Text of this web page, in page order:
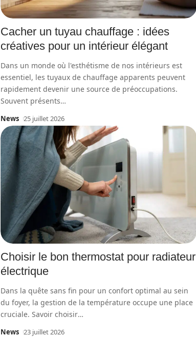
Cacher un tuyau chauffage : idées
créatives pour un intérieur élégant
Dans un monde où l'esthétisme de nos intérieurs est
essentiel, les tuyaux de chauffage apparents peuvent
rapidement devenir une source de préoccupations.
Souvent présents…
News 25 juillet 2026
Choisir le bon thermostat pour radiateur
électrique
Dans la quête sans fin pour un confort optimal au sein
du foyer, la gestion de la température occupe une place
cruciale. Savoir choisir…
News 23 juillet 2026